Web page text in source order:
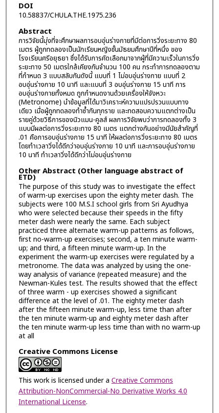
DOI
10.58837/CHULA.THE.1975.236
Abstract
การวิจัยนี้มุ่งที่จะศึกษาผลการอบอุ่นร่างกายที่มีต่อการวิ่งระยะทาง 80
เมตร ผู้ถูกทดลองเป็นนักเรียนหญิงชั้นมัธยมศึกษาปีที่หนึ่ง ของ
โรงเรียนศรีอยุธยา ซึ่งได้รับการคัดเลือกมาจากผู้ที่มีความเร็วในการวิ่ง
ระยะทาง 50 เมตรใกล้เคียงกันจำนวน 100 คน กระทำการทดลองตาม
ที่กำหนด 3 แบบสลับกันดังนี้ แบบที่ 1 ไม่อบอุ่นร่างกาย แบบที่ 2
อบอุ่นร่างกาย 10 นาที และแบบที่ 3 อบอุ่นร่างกาย 15 นาที การ
อบอุ่นร่างกายทั้งหมด ถูกกำหนดงานด้วยเครื่องให้จังหวะ
(Metronome) นำข้อมูลที่ได้มาวิเคราะห์ความแปรปรวนแบบทาง
เดียว เมื่อผู้ถูกทดลองทำซ้ำกันทุกราย และทดสอบความแตกต่างเป็น
รายคู่ด้วยวิธีการของนิวแมน-คูลส์ ผลการวิจัยพบว่าการทดลองทั้ง 3
แบบมีผลต่อการวิ่งระยะทาง 80 เมตร แตกต่างกันอย่างมีนัยสำคัญที่
.01 คือการอบอุ่นร่างกาย 15 นาที ให้ผลต่อการวิ่งระยะทาง 80 เมตร
โดยทำเวลาวิ่งได้ดีกว่าอบอุ่นร่างกาย 10 นาที และการอบอุ่นร่างกาย
10 นาที ทำเวลาวิ่งได้ดีกว่าไม่อบอุ่นร่างกาย
Other Abstract (Other language abstract of
ETD)
The purpose of this study was to investigate the effect
of warm-up exercises upon the eighty meter dash. The
subjects were 100 M.S.I school girls from Sri Ayudhya
who were selected because their speeds in the fifty
meter dash were nearly the same. Each subject
practiced three alternate warm-up patterns as follows,
first no-warm-up exercises; second, a ten minute warm-
up; and third, a fifteen minute warm-up. In the
experiment the warm-up exercises were regulated by a
metronome. The data was analyzed by using the one-
way analysis of variance (repeated measure) and the
Newman-Kules test. The results showed that the effect
of three warm - up exercises showed a significant
difference at the level of .01. The eighty meter dash
after the fifteen minute warm-up, less time than after
the ten minute warm-up and eighty meter dash after
the ten minute warm-up less time than with no warm-up
at all
Creative Commons License
This work is licensed under a Creative Commons
Attribution-NonCommercial-No Derivative Works 4.0
International License.